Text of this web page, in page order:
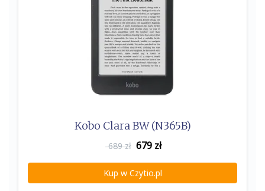
Kobo Clara BW (N365B)
689 zł 679 zł
Kup w Czytio.pl